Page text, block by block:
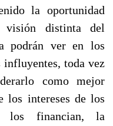
la oportunidad
visión distinta del
podrán ver en los
influyentes, toda vez
como mejor
los intereses de los
los financian, la